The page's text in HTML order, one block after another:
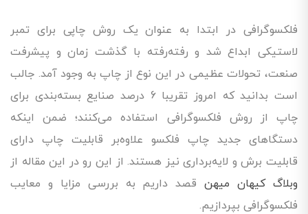
فلکسوگرافی در ابتدا به عنوان یک روش چاپی برای تمبر
لاستیکی ابداع شد و رفته‌رفته با گذشت زمان و پیشرفت
صنعت، تحولات عظیمی در این نوع از چاپ به وجود آمد. جالب
است بدانید که امروز تقریبا 6 درصد صنایع بسته‌بندی برای
چاپ از روش فلکسوگرافی استفاده می‌کنند؛ ضمن اینکه
دستگاهای جدید چاپ فلکسو علاوه‌بر قابلیت چاپ دارای
قابلیت برش و لایه‌برداری نیز هستند. از این رو در این مقاله از
وبلاگ کیهان میهنقصد داریم به بررسی مزایا و معایب
فلکسوگرافی بپردازیم.